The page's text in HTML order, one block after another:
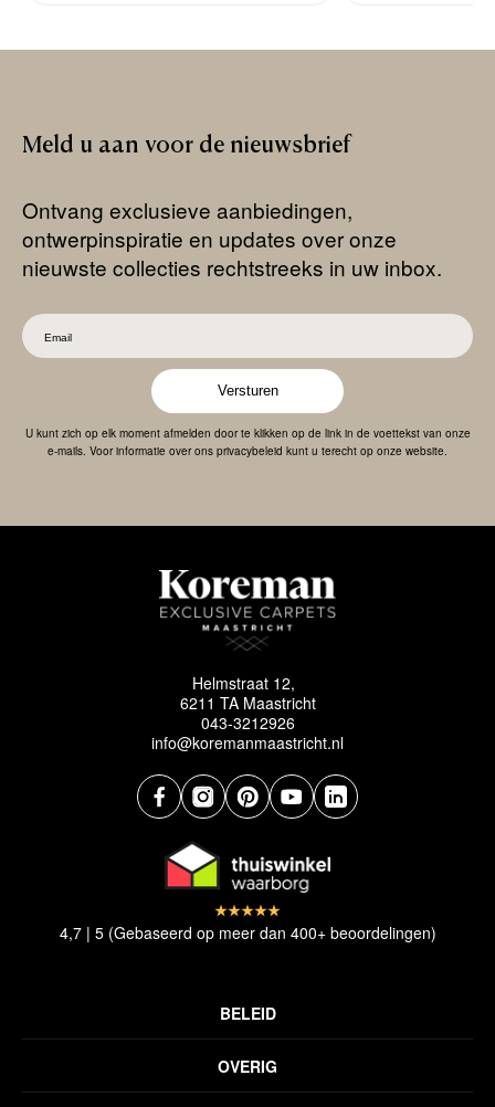
Meld u aan voor de nieuwsbrief
Ontvang exclusieve aanbiedingen,
ontwerpinspiratie en updates over onze
nieuwste collecties rechtstreeks in uw inbox.
Versturen
U kunt zich op elk moment afmelden door te klikken op de link in de voettekst van onze
e-mails. Voor informatie over ons privacybeleid kunt u terecht op onze website.
Helmstraat 12,
6211 TA Maastricht
043-3212926
info@koremanmaastricht.nl
OVERIG
BELEID
4,7 | 5 (Gebaseerd op meer dan 400+ beoordelingen)